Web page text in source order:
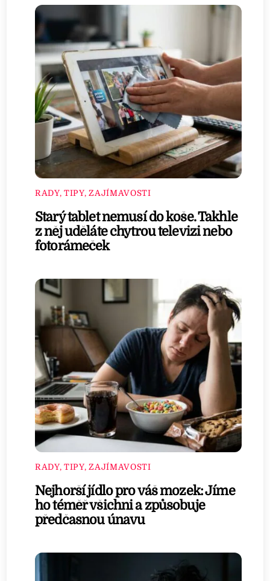
RADY, TIPY, ZAJÍMAVOSTI
Starý tablet nemusí do koše. Takhle
z něj uděláte chytrou televizi nebo
fotorámeček
RADY, TIPY, ZAJÍMAVOSTI
Nejhorší jídlo pro váš mozek: Jíme
ho téměř všichni a způsobuje
předčasnou únavu